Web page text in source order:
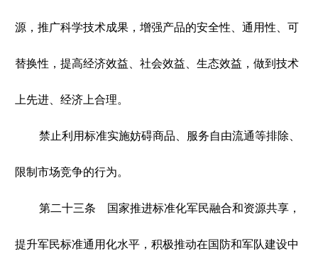
源，推广科学技术成果，增强产品的安全性、通用性、可
替换性，提高经济效益、社会效益、生态效益，做到技术
上先进、经济上合理。
禁止利用标准实施妨碍商品、服务自由流通等排除、
限制市场竞争的行为。
第二十三条 国家推进标准化军民融合和资源共享，
提升军民标准通用化水平，积极推动在国防和军队建设中